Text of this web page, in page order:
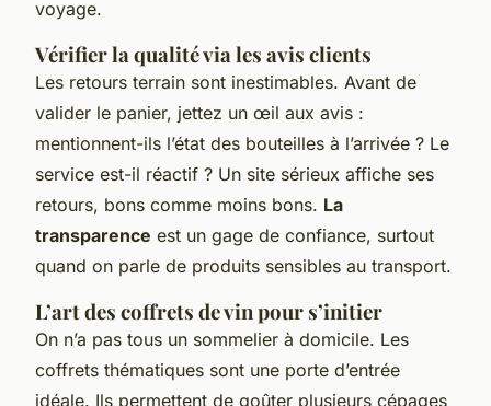
voyage.
Vérifier la qualité via les avis clients
Les retours terrain sont inestimables. Avant de
valider le panier, jettez un œil aux avis :
mentionnent-ils l’état des bouteilles à l’arrivée ? Le
service est-il réactif ? Un site sérieux affiche ses
retours, bons comme moins bons. La
transparence est un gage de confiance, surtout
quand on parle de produits sensibles au transport.
L’art des coffrets de vin pour s’initier
On n’a pas tous un sommelier à domicile. Les
coffrets thématiques sont une porte d’entrée
idéale. Ils permettent de goûter plusieurs cépages